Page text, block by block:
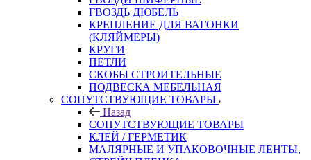
ГВОЗДЬ ДЮБЕЛЬ
КРЕПЛЕНИЕ ДЛЯ ВАГОНКИ
(КЛЯЙМЕРЫ)
КРУГИ
ПЕТЛИ
СКОБЫ СТРОИТЕЛЬНЫЕ
ПОДВЕСКА МЕБЕЛЬНАЯ
СОПУТСТВУЮЩИЕ ТОВАРЫ
Назад
СОПУТСТВУЮЩИЕ ТОВАРЫ
КЛЕЙ / ГЕРМЕТИК
МАЛЯРНЫЕ И УПАКОВОЧНЫЕ ЛЕНТЫ,